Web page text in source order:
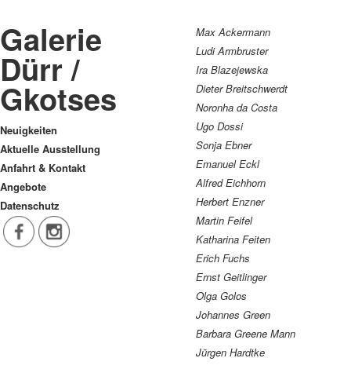
Galerie
Dürr /
Gkotses
Neuigkeiten
Aktuelle Ausstellung
Anfahrt & Kontakt
Angebote
Datenschutz
Max Ackermann
Ludi Armbruster
Ira Blazejewska
Dieter Breitschwerdt
Noronha da Costa
Ugo Dossi
Sonja Ebner
Emanuel Eckl
Alfred Eichhorn
Herbert Enzner
Martin Feifel
Katharina Feiten
Erich Fuchs
Ernst Geitlinger
Olga Golos
Johannes Green
Barbara Greene Mann
Jürgen Hardtke